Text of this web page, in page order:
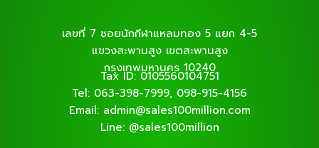
เลขที่ 7 ซอยนักกีฬาแหลมทอง 5 แยก 4-5
แขวงสะพานสูง เขตสะพานสูง
กรุงเทพมหานคร 10240
Tax ID: 0105560104751
Tel: 063-398-7999, 098-915-4156
Email: admin@sales100million.com
Line: @sales100million